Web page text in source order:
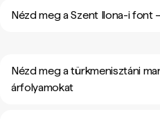
Nézd meg a Szent Ilona-i font
Nézd meg a türkmenisztáni
árfolyamokat